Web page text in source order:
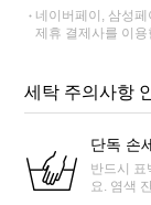
네이버페이, 삼성
제휴 결제사를 이
세탁 주의사항
단독 손
반드시 표
요. 염색